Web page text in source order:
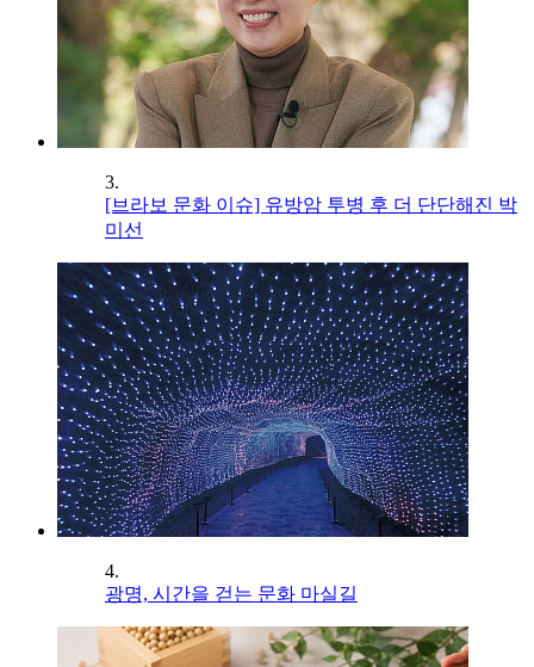
3.
[브라보 문화 이슈] 유방암 투병 후 더 단단해진 박
미선
4.
광명, 시간을 걷는 문화 마실길